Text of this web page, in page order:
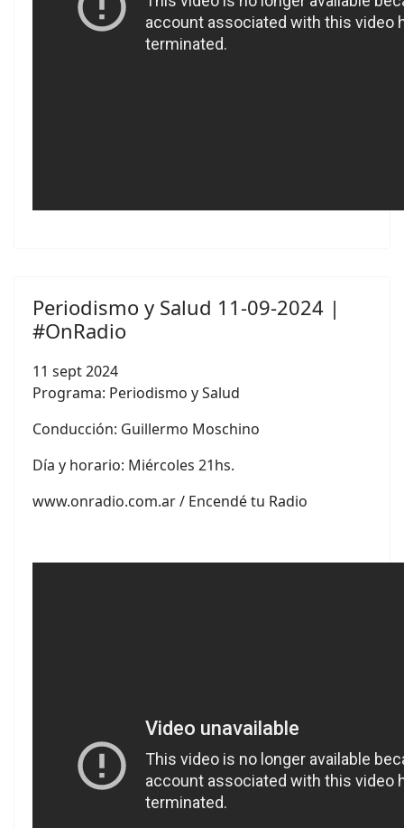
Periodismo y Salud 11-09-2024 |
#OnRadio
11 sept 2024
Programa: Periodismo y Salud
Conducción: Guillermo Moschino
Día y horario: Miércoles 21hs.
www.onradio.com.ar / Encendé tu Radio